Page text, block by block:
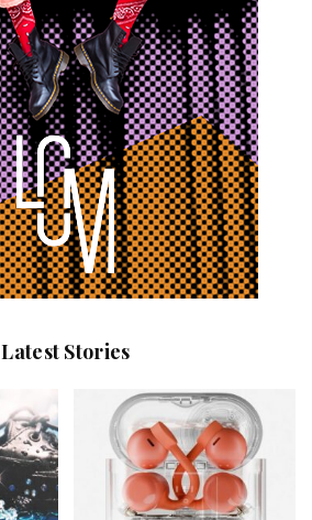
Latest Stories